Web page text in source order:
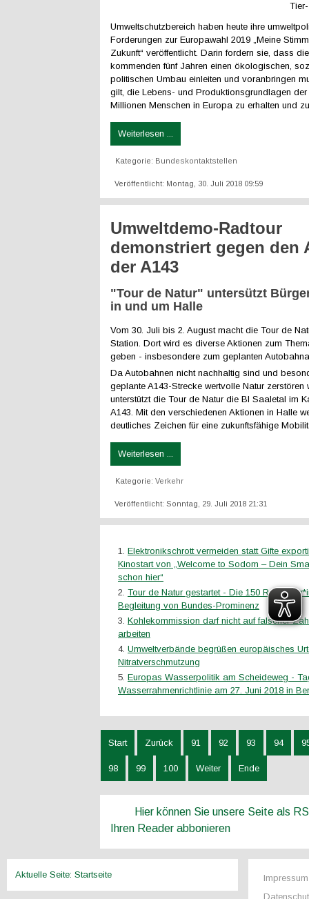
Umweltschutzbereich haben heute ihre
Forderungen zur Europawahl 2019 „Meine
Zukunft“ veröffentlicht. Darin fordern sie, dass
kommenden fünf Jahren einen ökologischen,
politischen Umbau einleiten und voranbringen
gilt, die Lebens- und Produktionsgrundlagen der
Millionen Menschen in Europa zu erhalten und
Weiterlesen ...
Kategorie: Bundeskontaktstellen
Veröffentlicht: Montag, 30. Juli 2018 09:59
Umweltdemo-Radtour
demonstriert gegen den
der A143
"Tour de Natur" untersützt
in und um Halle
Vom 30. Juli bis 2. August macht die Tour de
Station. Dort wird es diverse Aktionen zum
geben - insbesondere zum geplanten
Da Autobahnen nicht nachhaltig sind und
geplante A143-Strecke wertvolle Natur zerstören
unterstützt die Tour de Natur die BI Saaletal im
A143. Mit den verschiedenen Aktionen in Halle
deutliches Zeichen für eine zukunftsfähige
Weiterlesen ...
Kategorie: Verkehr
Veröffentlicht: Sonntag, 29. Juli 2018 21:31
Elektronikschrott vermeiden statt Gifte
Kinostart von „Welcome to Sodom – Dein
schon hier“
Tour de Natur gestartet - Die 150
Begleitung von Bundes-Prominenz
Kohlekommission darf nicht auf falscher
arbeiten
Umweltverbände begrüßen europäisches
Nitratverschmutzung
Europas Wasserpolitik am Scheideweg -
Wasserrahmenrichtlinie am 27. Juni 2018 in
Start Zurück 91 92 93 94
98 99 100 Weiter Ende
Hier können Sie unsere Seite als
Ihren Reader abbonieren
Aktuelle Seite: Startseite
Impressum